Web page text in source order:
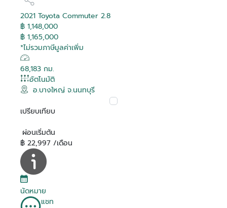
2021 Toyota Commuter 2.8
฿ 1,148,000
฿ 1,165,000
*ไม่รวมภาษีมูลค่าเพิ่ม
68,183 กม.
อัตโนมัติ
อ.บางใหญ่ จ.นนทบุรี
เปรียบเทียบ
ผ่อนเริ่มต้น
฿ 22,997 /เดือน
นัดหมาย
แชท